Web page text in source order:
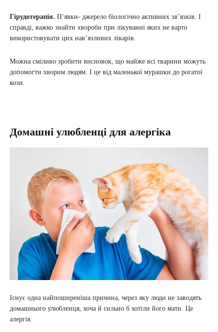
Гірудотерапія. П’явки- джерело біологічно активних зв’язків. І
справді, важко знайти хвороби при лікуванні яких не варто
використовувати цих нав’язливих лікарів.
Можна сміливо зробити висновок, що майже всі тварини можуть
допомогти хворим людям. І це від маленької мурашки до рогатої
кози.
Домашні улюбленці для алергіка
Існує одна найпоширеніша причина, через яку люди не заводять
домашнього улюбленця, хоча й сильно б хотіли його мати. Це
алергія.